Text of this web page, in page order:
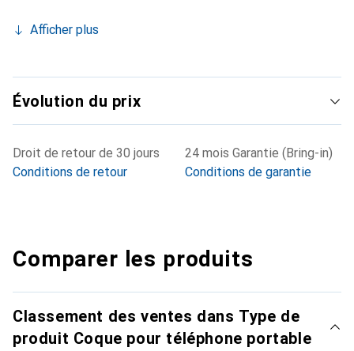
Afficher plus
Évolution du prix
Droit de retour de 30 jours
Conditions de retour
24 mois Garantie (Bring-in)
Conditions de garantie
Comparer les produits
Classement des ventes dans Type de
produit Coque pour téléphone portable